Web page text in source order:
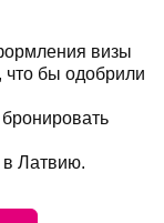
визы
что бы одобрили
в Латвию.